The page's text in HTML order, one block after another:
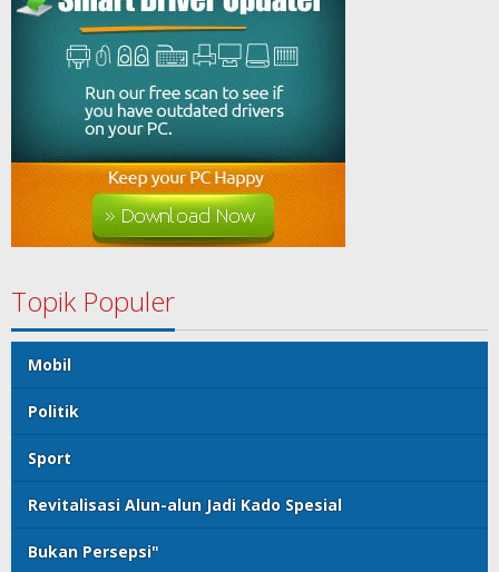
Topik Populer
Mobil
Politik
Sport
Revitalisasi Alun-alun Jadi Kado Spesial
Bukan Persepsi"